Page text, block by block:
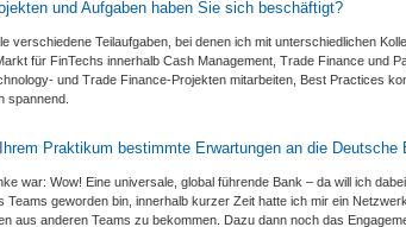
und Aufgaben haben Sie sich beschäftigt?
verschiedene Teilaufgaben, bei denen ich mit unterschiedlichen
für FinTechs innerhalb Cash Management, Trade Finance und
und Trade Finance-Projekten mitarbeiten, Best Practices
spannend.
Praktikum bestimmte Erwartungen an die Deutsche
war: Wow! Eine universale, global führende Bank – da will ich
Teams geworden bin, innerhalb kurzer Zeit hatte ich mir ein
aus anderen Teams zu bekommen. Dazu dann noch das